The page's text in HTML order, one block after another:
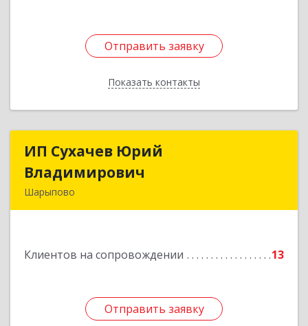
Отправить заявку
Показать контакты
Отправить заявку
Назад
ИП Сухачев Юрий
Владимирович
Шарыпово
Клиентов на сопровождении 13
Отправить заявку
ИП Сухачев Юрий
Подробнее
Отправить заявку